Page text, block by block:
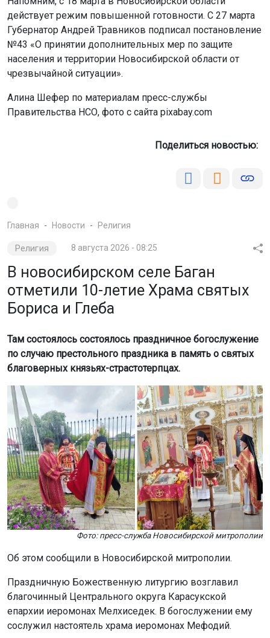
действует режим повышенной готовности. С 27 марта
Губернатор Андрей Травников подписал постановление
№43 «О принятии дополнительных мер по защите
населения и территории Новосибирской области от
чрезвычайной ситуации».
Алина Шефер по материалам пресс-службы
Правительства НСО, фото с сайта pixabay.com
Поделиться новостью:
Главная Новости Религия
Религия 8 августа 2026 - 08:25
В новосибирском селе Баган
отметили 10-летие Храма святых
Бориса и Глеба
Там состоялось состоялось праздничное богослужение
по случаю престольного праздника в память о святых
благоверных князьях-страстотерпцах.
Фото: пресс-служба Новосибирской митрополии
Об этом сообщили в Новосибирской митрополии.
Праздничную Божественную литургию возглавил
благочинный Центрального округа Карасукской
епархии иеромонах Мелхиседек. В богослужении ему
сослужил настоятель храма иеромонах Мефодий.